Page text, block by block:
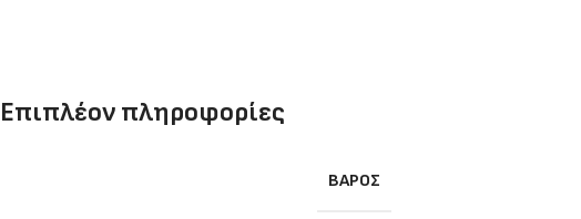
Επιπλέον πληροφορίες
ΒΆΡΟΣ